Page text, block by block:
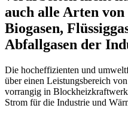
auch alle Arten von
Biogasen,
Abfallgasen der
Die hocheffizienten und
über einen Leistungsbereich
vorrangig in
Strom für die Industrie und